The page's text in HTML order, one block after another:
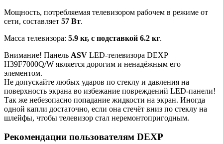
Мощность, потребляемая телевизором рабочем в режиме от
сети, составляет 57 Вт.
Масса телевизора: 5.9 кг, с подставкой 6.2 кг.
Внимание! Панель ASV LED-телевизора DEXP
H39F7000Q/W является дорогим и ненадёжным его
элементом.
Не допускайте любых ударов по стеклу и давления на
поверхность экрана во избежание повреждений LED-панели!
Так же небезопасно попадание жидкости на экран. Иногда
одной капли достаточно, если она стечёт вниз по стеклу на
шлейфы, чтобы телевизор стал неремонтопригодным.
Рекомендации пользователям DEXP